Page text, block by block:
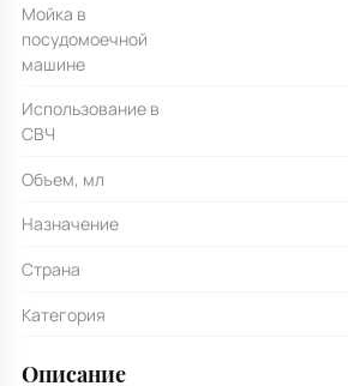
Мойка в
посудомоечной
машине
Использование в
СВЧ
Объем, мл
Назначение
Страна
Категория
Описание